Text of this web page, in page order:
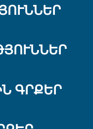
ԳՐՔԵՐ